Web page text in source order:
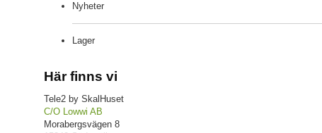
Nyheter
Lager
Här finns vi
Tele2 by SkalHuset
C/O Lowwi AB
Morabergsvägen 8